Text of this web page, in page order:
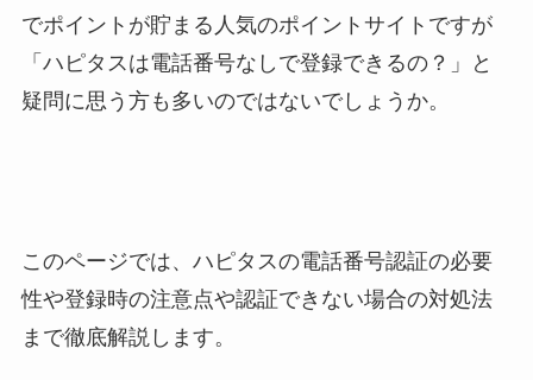
でポイントが貯まる人気のポイントサイトですが
「ハピタスは電話番号なしで登録できるの？」と
疑問に思う方も多いのではないでしょうか。
このページでは、ハピタスの電話番号認証の必要
性や登録時の注意点や認証できない場合の対処法
まで徹底解説します。